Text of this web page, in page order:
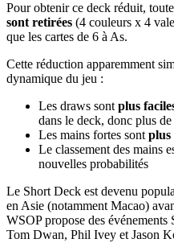
Pour obtenir ce deck réduit,
sont retirées (4 couleurs x 4
que les cartes de 6 à As.
Cette réduction apparemment
dynamique du jeu :
Les draws sontplus
dans le deck, donc plus
Les mains fortes sontplus
Le classement des mains
nouvelles probabilités
Le Short Deck est devenu
en Asie (notamment Macao)
WSOP propose des
Tom Dwan, Phil Ivey et Jason